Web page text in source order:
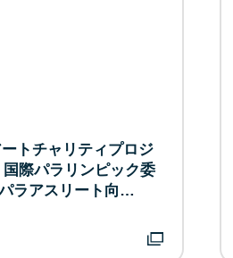
ートチャリティプロジ
際パラリンピック委
ラアスリート向…